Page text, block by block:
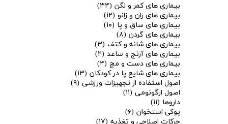
بیماری های کمر و لگن (۳۴)
بیماری های ران و زانو (۱۲)
بیماری های ساق و پا (۱۰)
بیماری های گردن (۸)
بیماری های شانه و کتف (۳)
بیماری های آرنج و ساعد (۲)
بیماری های دست و مچ (۴)
بیماری های شایع پا در کودکان (۱۳)
اصول استفاده از تجهیزات ورزشی (۹)
اصول ارگونومی (۱۱)
داروها (۱۱)
پوکی استخوان (۶)
حرکات اصلاحی و تغذیه (۱۷)